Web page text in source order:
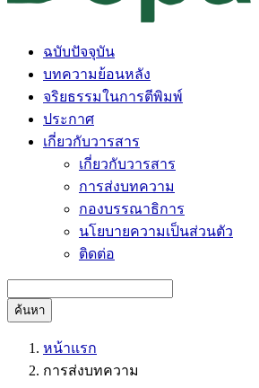
ฉบับปัจจุบัน
บทความย้อนหลัง
จริยธรรมในการตีพิมพ์
ประกาศ
เกี่ยวกับวารสาร
เกี่ยวกับวารสาร
การส่งบทความ
กองบรรณาธิการ
นโยบายความเป็นส่วนตัว
ติดต่อ
ค้นหา
หน้าแรก
การส่งบทความ